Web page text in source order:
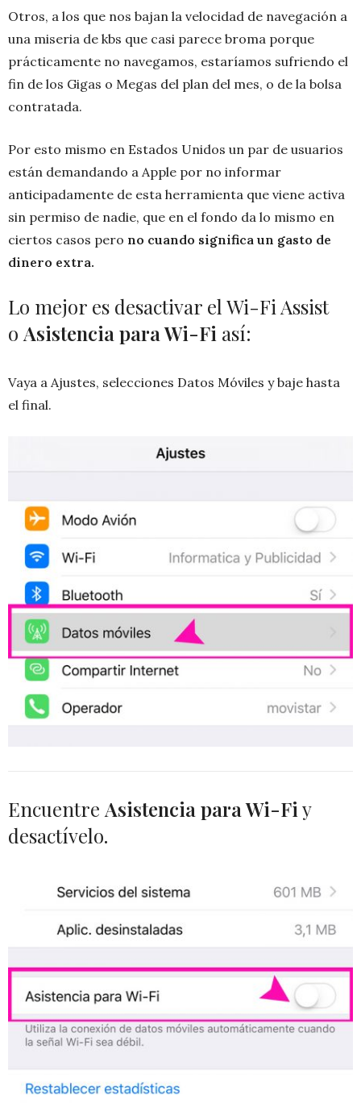
Otros, a los que nos bajan la velocidad de navegación a
una miseria de kbs que casi parece broma porque
prácticamente no navegamos, estaríamos sufriendo el
fin de los Gigas o Megas del plan del mes, o de la bolsa
contratada.
Por esto mismo en Estados Unidos un par de usuarios
están demandando a Apple por no informar
anticipadamente de esta herramienta que viene activa
sin permiso de nadie, que en el fondo da lo mismo en
ciertos casos pero no cuando significa un gasto de
dinero extra.
Lo mejor es desactivar el Wi-Fi Assist
o Asistencia para Wi-Fi así:
Vaya a Ajustes, selecciones Datos Móviles y baje hasta
el final.
Encuentre Asistencia para Wi-Fi y
desactívelo.